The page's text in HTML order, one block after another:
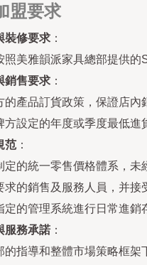
盟要求
裝修要求 ：
照美雅韻派家具總部提供的
銷售要求 ：
的產品訂貨政策，保證店內
方設定的年度或季度最低進
范 ：
定的統一零售價格體系，未
求的銷售及服務人員，并接
定的管理系統進行日常進銷
服務承諾 ：
的指導和整體市場策略框架